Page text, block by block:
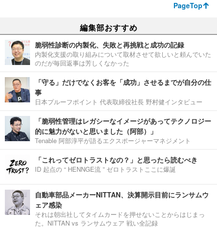
PageTop
編集部おすすめ
脆弱性診断の内製化、失敗と再挑戦と成功の記録
内製化支援の取り組みについて取材させて欲しいと頼んでいた
のだが毎回返事は芳しくなかった
「守る」だけでなくお客を「成功」させるまでが自分の仕
事
日本プルーフポイント 代表取締役社長 野村健インタビュー
「脆弱性管理はレガシーなイメージがあってテクノロジー
的に魅力がないと思いました（阿部）」
Tenable 阿部淳平が語るエクスポージャーマネジメント
「これってゼロトラストなの？」と思ったら読むべき
ID 起点の “ HENNGE流 ” ゼロトラストここに爆誕
自動車部品メーカーNITTAN、決算開示目前にランサムウ
ェア感染
それは朝出社してタイムカードを押せないことからはじまっ
た。NITTAN vs ランサムウェア 戦い全記録